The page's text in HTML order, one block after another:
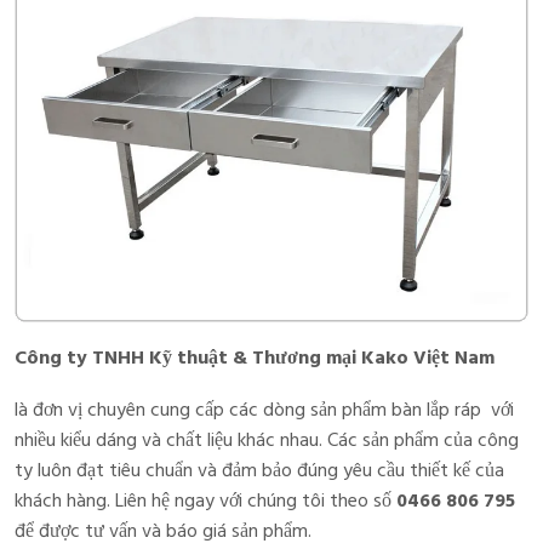
Công ty TNHH Kỹ thuật & Thương mại Kako Việt Nam
là đơn vị chuyên cung cấp các dòng sản phẩm bàn lắp ráp với
nhiều kiểu dáng và chất liệu khác nhau. Các sản phẩm của công
ty luôn đạt tiêu chuẩn và đảm bảo đúng yêu cầu thiết kế của
khách hàng. Liên hệ ngay với chúng tôi theo số0466 806 795
để được tư vấn và báo giá sản phẩm.